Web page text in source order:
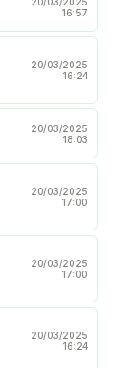
16:57
20/03/2025
16:24
20/03/2025
18:03
20/03/2025
17:00
20/03/2025
17:00
20/03/2025
16:24